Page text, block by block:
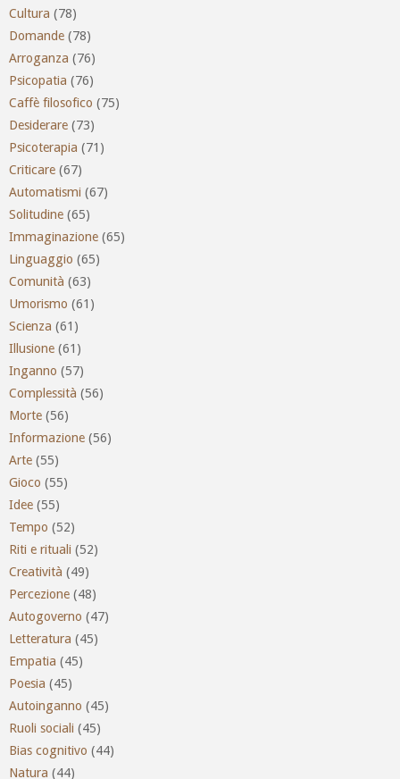
Cultura (78)
Domande (78)
Arroganza (76)
Psicopatia (76)
Caffè filosofico (75)
Desiderare (73)
Psicoterapia (71)
Criticare (67)
Automatismi (67)
Solitudine (65)
Immaginazione (65)
Linguaggio (65)
Comunità (63)
Umorismo (61)
Scienza (61)
Illusione (61)
Inganno (57)
Complessità (56)
Morte (56)
Informazione (56)
Arte (55)
Gioco (55)
Idee (55)
Tempo (52)
Riti e rituali (52)
Creatività (49)
Percezione (48)
Autogoverno (47)
Letteratura (45)
Empatia (45)
Poesia (45)
Autoinganno (45)
Ruoli sociali (45)
Bias cognitivo (44)
Natura (44)